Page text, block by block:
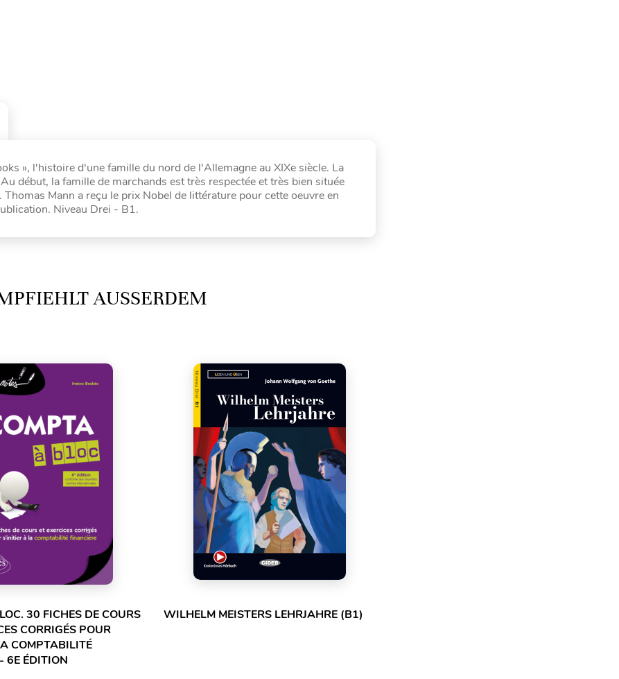
», l'histoire d'une famille du nord de l'Allemagne au XIXe siècle. La
début, la famille de marchands est très respectée et très bien située
Mann a reçu le prix Nobel de littérature pour cette oeuvre en
Niveau Drei - B1.
AUSSERDEM
30 FICHES DE COURS
CORRIGÉS POUR
COMPTABILITÉ
6E ÉDITION
WILHELM MEISTERS LEHRJAHRE (B1)